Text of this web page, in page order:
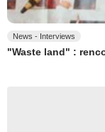
News - Interviews
"Waste land" :